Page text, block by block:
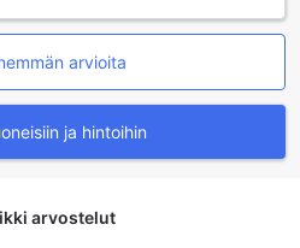
arvioita
ja hintoihin
arvostelut